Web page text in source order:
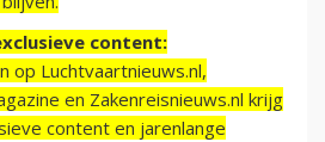
content:
op Luchtvaartnieuws.nl,
en Zakenreisnieuws.nl krijg
content en jarenlange